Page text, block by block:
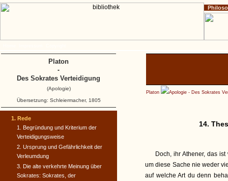
Platon Apologie - Des Sokrates
14.
Doch, ihr Athener, das
um diese Sache nie weder
auf welche Art du denn
1. Rede
1. Begründung und Kriterium der
Verteidigungsweise
2. Ursprung und Gefährlichkeit der
Verleumdung
3. Die alte verkehrte Meinung über
Sokrates: Sokrates, der
Platon
-
Des Sokrates Verteidigung
(Apologie)
Übersetzung: Schleiermacher, 1805